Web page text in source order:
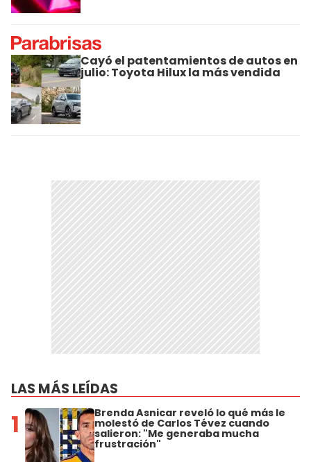
Cayó el patentamientos de autos en
julio: Toyota Hilux la más vendida
LAS MÁS LEÍDAS
1 Brenda Asnicar reveló lo qué más le
molestó de Carlos Tévez cuando
salieron: "Me generaba mucha
frustración"